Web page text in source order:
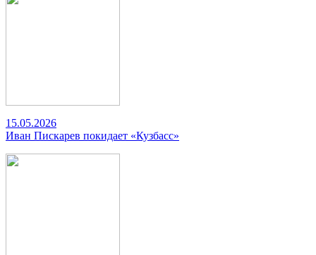
15.05.2026
Иван Пискарев покидает «Кузбасс»